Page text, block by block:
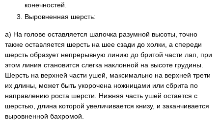
конечностей.
Выровненная шерсть:
а) На голове оставляется шапочка разумной высоты, точно
также оставляется шерсть на шее сзади до холки, а спереди
шерсть образует непрерывную линию до бритой части лап, при
этом линия становится слегка наклонной на высоте грудины.
Шерсть на верхней части ушей, максимально на верхней трети
их длины, может быть укорочена ножницами или сбрита по
направлению роста шерсти. Нижняя часть ушей остается с
шерстью, длина которой увеличивается книзу, и заканчивается
выровненной бахромой.